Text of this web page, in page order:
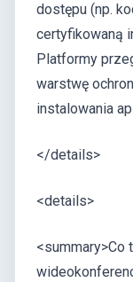
dostępu (np.
certyfikowaną
Platformy
warstwę
instalowania
</details>
<details>